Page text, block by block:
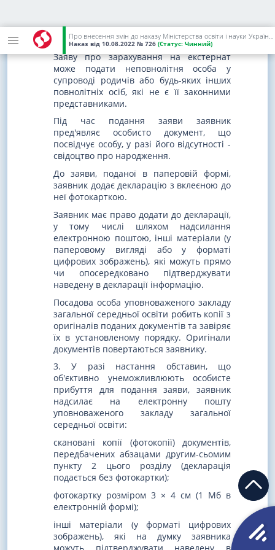
Про внесення змін до наказу Міністерства освіти і науки України від 01 березня 2021 року N 271
Наказ від 10.08.2022 № 726 (Статус: Чинний)
особу подається свідоцтво про
народження.
Заяву про зарахування на екстернат
може подати неповнолітня особа у
супроводі родичів або будь-яких інших
повнолітніх осіб, які не є її законними
представниками.
Під час подання заяви заявник
пред'являє особисто документ, що
посвідчує особу, у разі його відсутності -
свідоцтво про народження.
До заяви, поданої в паперовій формі,
заявник додає декларацію з вклеєною до
неї фотокарткою.
Заявник має право додати до декларації,
у тому числі шляхом надсилання
електронною поштою, інші матеріали (у
паперовому вигляді або у форматі
цифрових зображень), які можуть прямо
чи опосередковано підтверджувати
наведену в декларації інформацію.
Посадова особа уповноваженого закладу
загальної середньої освіти робить копії з
оригіналів поданих документів та завіряє
їх в установленому порядку. Оригінали
документів повертаються заявнику.
3. У разі настання обставин, що
об'єктивно унеможливлюють особисте
прибуття для подання заяви, заявник
надсилає на електронну пошту
уповноваженого закладу загальної
середньої освіти:
скановані копії (фотокопії) документів,
передбачених абзацами другим-сьомим
пункту 2 цього розділу (декларація
подається без фотокартки);
фотокартку розміром 3 × 4 см (1 Мб в
електронній формі);
інші матеріали (у форматі цифрових
зображень), які на думку заявника
можуть підтверджувати наведену в